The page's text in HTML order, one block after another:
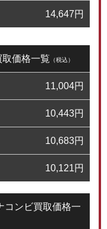
14,647円
価格一覧 （税込）
11,004円
10,443円
10,683円
10,121円
コンビ買取価格一